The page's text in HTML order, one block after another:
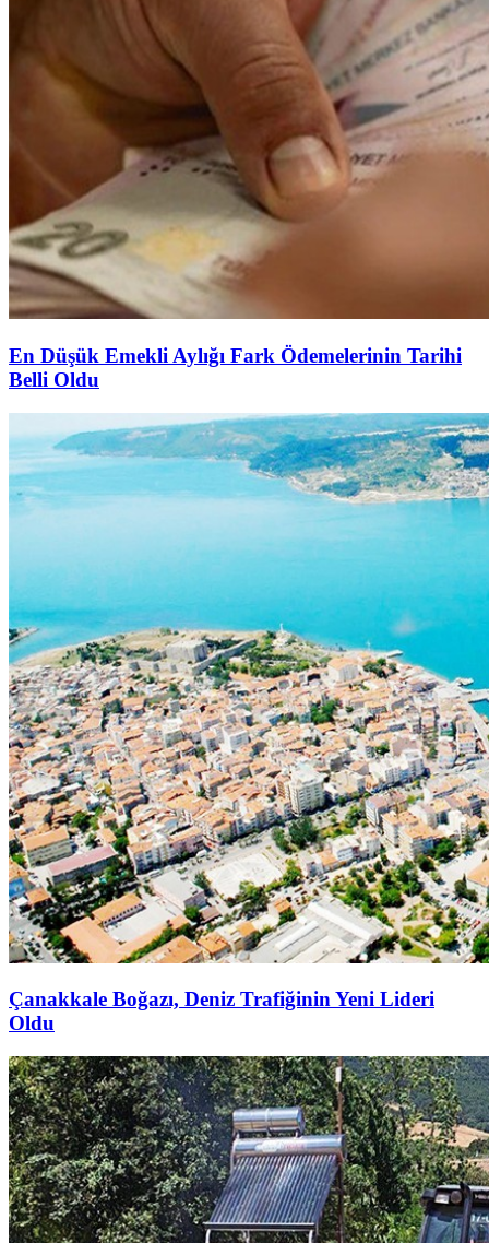
En Düşük Emekli Aylığı Fark Ödemelerinin Tarihi
Belli Oldu
Çanakkale Boğazı, Deniz Trafiğinin Yeni Lideri
Oldu